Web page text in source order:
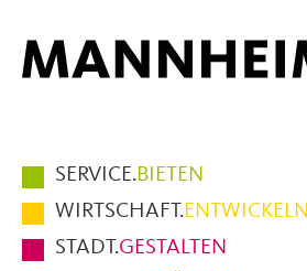
Hauptmenüpunkte
im
Fußbereich
der
SERVICE.BIETEN
WIRTSCHAFT.ENTWICKELN
STADT.GESTALTEN